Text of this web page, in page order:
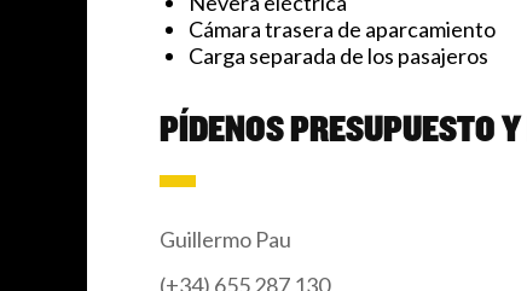
Cámara trasera de aparcamiento
Carga separada de los pasajeros
PÍDENOS PRESUPUESTO
Guillermo Pau
(+34) 655 287 130